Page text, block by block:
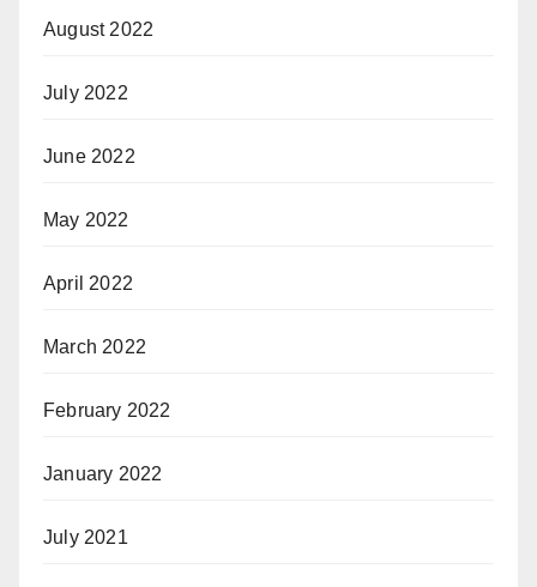
August 2022
July 2022
June 2022
May 2022
April 2022
March 2022
February 2022
January 2022
July 2021